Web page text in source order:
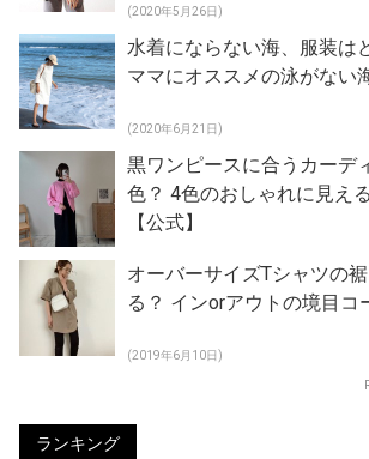
(2020年5月26日)
水着にならない海、服装は
ママにオススメの泳がない
(2020年6月21日)
黒ワンピースに合うカーデ
色？ 4色のおしゃれに見え
【公式】
オーバーサイズTシャツの
る？ インorアウトの境目コ
(2019年6月10日)
ランキング